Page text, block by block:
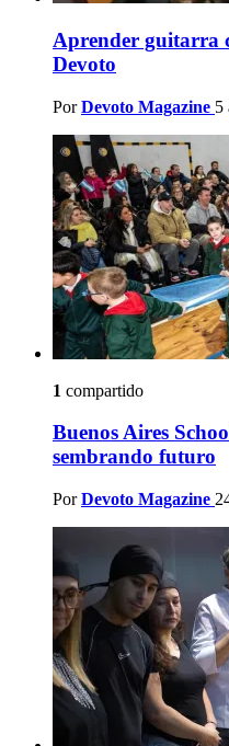
Aprender guitarra
Devoto
Por Devoto Magazine 5
1 compartido
Buenos Aires
sembrando futuro
Por Devoto Magazine